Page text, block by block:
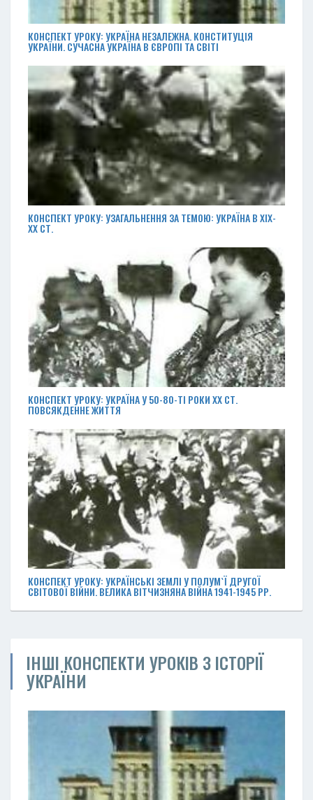
КОНСПЕКТ УРОКУ: УКРАЇНА НЕЗАЛЕЖНА. КОНСТИТУЦІЯ
УКРАЇНИ. СУЧАСНА УКРАЇНА В ЄВРОПІ ТА СВІТІ
КОНСПЕКТ УРОКУ: УЗАГАЛЬНЕННЯ ЗА ТЕМОЮ: УКРАЇНА В ХІХ-
ХХ СТ.
КОНСПЕКТ УРОКУ: УКРАЇНА У 50-80-ТІ РОКИ ХХ СТ.
ПОВСЯКДЕННЕ ЖИТТЯ
КОНСПЕКТ УРОКУ: УКРАЇНСЬКІ ЗЕМЛІ У ПОЛУМ`Ї ДРУГОЇ
СВІТОВОЇ ВІЙНИ. ВЕЛИКА ВІТЧИЗНЯНА ВІЙНА 1941-1945 РР.
ІНШІ КОНСПЕКТИ УРОКІВ З ІСТОРІЇ
УКРАЇНИ